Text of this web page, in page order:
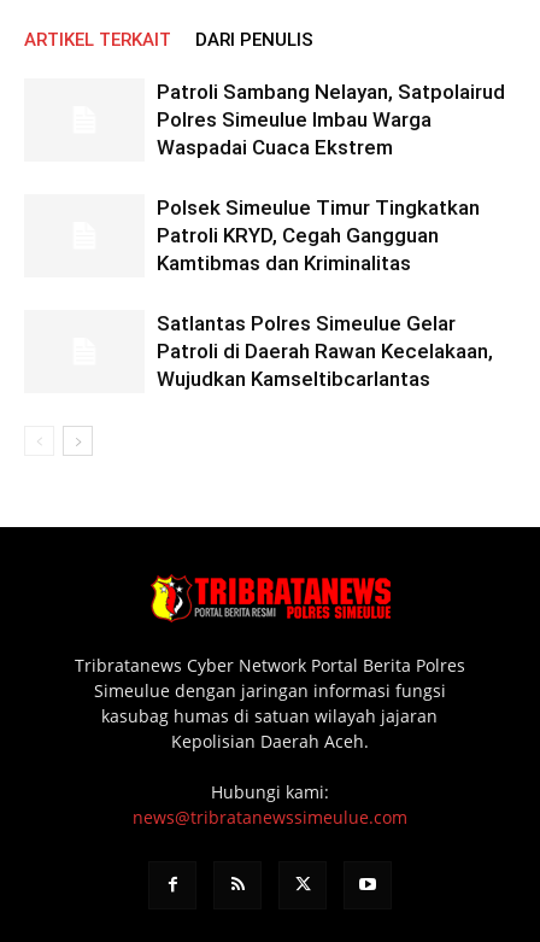
ARTIKEL TERKAIT DARI PENULIS
Patroli Sambang Nelayan, Satpolairud
Polres Simeulue Imbau Warga
Waspadai Cuaca Ekstrem
Polsek Simeulue Timur Tingkatkan
Patroli KRYD, Cegah Gangguan
Kamtibmas dan Kriminalitas
Satlantas Polres Simeulue Gelar
Patroli di Daerah Rawan Kecelakaan,
Wujudkan Kamseltibcarlantas
Tribratanews Cyber Network Portal Berita Polres
Simeulue dengan jaringan informasi fungsi
kasubag humas di satuan wilayah jajaran
Kepolisian Daerah Aceh.
Hubungi kami:
news@tribratanewssimeulue.com